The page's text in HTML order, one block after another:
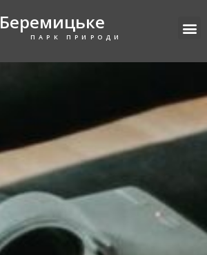
Беремицьке
ПАРК ПРИРОДИ